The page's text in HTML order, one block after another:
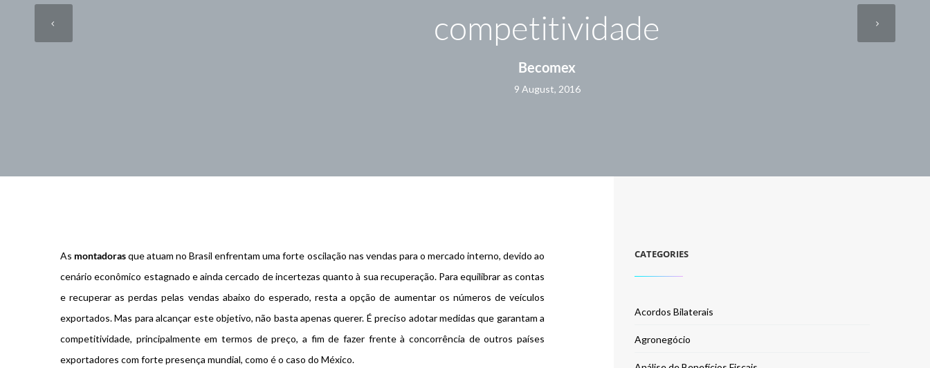
competitividade
Becomex
9 August, 2016
As montadorasque atuam no Brasil enfrentam uma forte oscilação nas vendas para o mercado interno, devido ao
cenário econômico estagnado e ainda cercado de incertezas quanto à sua recuperação. Para equilibrar as contas
e recuperar as perdas pelas vendas abaixo do esperado, resta a opção de aumentar os números de veículos
exportados. Mas para alcançar este objetivo, não basta apenas querer. É preciso adotar medidas que garantam a
competitividade, principalmente em termos de preço, a fim de fazer frente à concorrência de outros países
exportadores com forte presença mundial, como é o caso do México.
CATEGORIES
Acordos Bilaterais
Agronegócio